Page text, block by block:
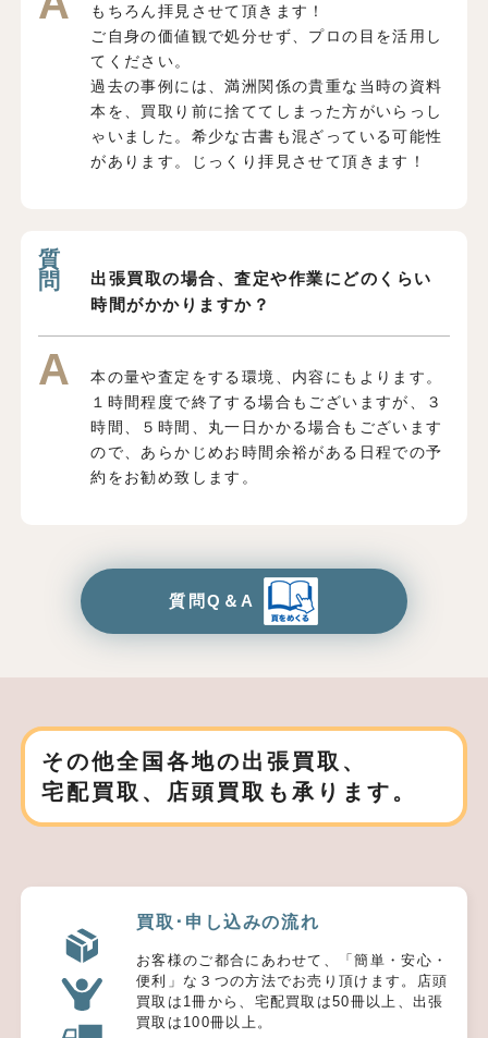
もちろん拝見させて頂きます！
ご自身の価値観で処分せず、プロの目を活用し
てください。
過去の事例には、満洲関係の貴重な当時の資料
本を、買取り前に捨ててしまった方がいらっし
ゃいました。希少な古書も混ざっている可能性
があります。じっくり拝見させて頂きます！
出張買取の場合、査定や作業にどのくらい
時間がかかりますか？
本の量や査定をする環境、内容にもよります。
１時間程度で終了する場合もございますが、３
時間、５時間、丸一日かかる場合もございます
ので、あらかじめお時間余裕がある日程での予
約をお勧め致します。
質問Q＆A
その他全国各地の出張買取、
宅配買取、店頭買取も承ります。
買取･申し込みの流れ
お客様のご都合にあわせて、「簡単・安心・
便利」な３つの方法でお売り頂けます。店頭
買取は1冊から、宅配買取は50冊以上、出張
買取は100冊以上。